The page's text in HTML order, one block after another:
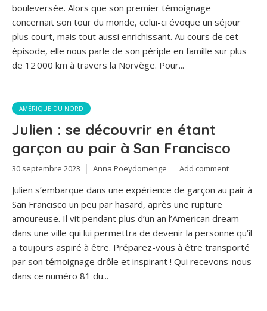
bouleversée. Alors que son premier témoignage
concernait son tour du monde, celui-ci évoque un séjour
plus court, mais tout aussi enrichissant. Au cours de cet
épisode, elle nous parle de son périple en famille sur plus
de 12 000 km à travers la Norvège. Pour...
AMÉRIQUE DU NORD
Julien : se découvrir en étant
garçon au pair à San Francisco
30 septembre 2023 Anna Poeydomenge Add comment
Julien s’embarque dans une expérience de garçon au pair à
San Francisco un peu par hasard, après une rupture
amoureuse. Il vit pendant plus d’un an l’American dream
dans une ville qui lui permettra de devenir la personne qu’il
a toujours aspiré à être. Préparez-vous à être transporté
par son témoignage drôle et inspirant ! Qui recevons-nous
dans ce numéro 81 du...